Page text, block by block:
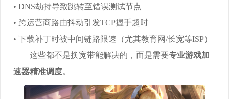
• DNS劫持导致跳转至错误测试节点
• 跨运营商路由抖动引发TCP握手超时
• 下载补丁时被中间链路限速（尤其教育网/长宽等ISP）
——这些都不是换宽带能解决的，而是需要专业游戏加
速器精准调度。